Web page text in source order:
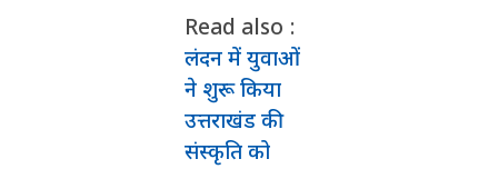
Read also :
लंदन में युवाओं
ने शुरू किया
उत्तराखंड की
संस्कृति को